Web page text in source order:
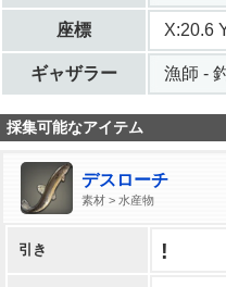
座標 X:20.6
ギャザラー 漁師 -
採集可能なアイテム
デスローチ
素材 > 水産物
引き !